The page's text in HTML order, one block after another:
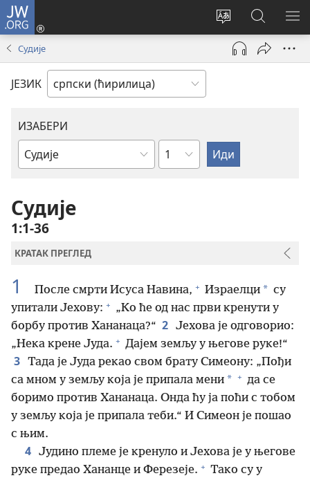
JW.ORG
Промени
језик
сајта
Пријава
(отвара
прозор)
Претрага
сајта
JW.ORG
Судије
ЈЕЗИК
ИЗАБЕРИ
Библијска
Поглавље
Судије
1:1-36
КРАТАК ПРЕГЛЕД
1 После смрти Исуса Навина, + Израелци * су
упитали Јехову: + „Ко ће од нас први кренути у
борбу против Хананаца?“ 2 Јехова је одговорио:
„Нека крене Јуда. + Дајем земљу у његове руке!“
3 Тада је Јуда рекао свом брату Симеону: „Пођи
са мном у земљу која је припала мени * + да се
боримо против Хананаца. Онда ћу ја поћи с тобом
у земљу која је припала теби.“ И Симеон је пошао
с њим.
4 Јудино племе је кренуло и Јехова је у његове
руке предао Хананце и Ферезеје. + Тако су у